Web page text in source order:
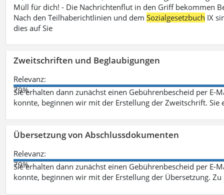
Müll für dich! - Die Nachrichtenflut in den Griff bekommen
Nach den Teilhaberichtlinien und demSozialgesetzbuch IX
dies auf Sie
Zweitschriften und Beglaubigungen
Relevanz:
79%
Sie erhalten dann zunächst einen Gebührenbescheid per E-
konnte, beginnen wir mit der Erstellung der Zweitschrift. Sie
Übersetzung von Abschlussdokumenten
Relevanz:
79%
Sie erhalten dann zunächst einen Gebührenbescheid per E-
konnte, beginnen wir mit der Erstellung der Übersetzung.